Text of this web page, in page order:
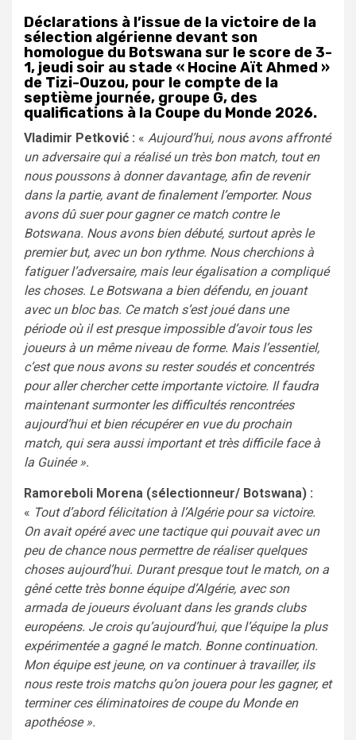
Déclarations à l’issue de la victoire de la
sélection algérienne devant son
homologue du Botswana sur le score de 3-
1, jeudi soir au stade « Hocine Aït Ahmed »
de Tizi-Ouzou, pour le compte de la
septième journée, groupe G, des
qualifications à la Coupe du Monde 2026.
Vladimir Petković : « Aujourd’hui, nous avons affronté
un adversaire qui a réalisé un très bon match, tout en
nous poussons à donner davantage, afin de revenir
dans la partie, avant de finalement l’emporter. Nous
avons dû suer pour gagner ce match contre le
Botswana. Nous avons bien débuté, surtout après le
premier but, avec un bon rythme. Nous cherchions à
fatiguer l’adversaire, mais leur égalisation a compliqué
les choses. Le Botswana a bien défendu, en jouant
avec un bloc bas. Ce match s’est joué dans une
période où il est presque impossible d’avoir tous les
joueurs à un même niveau de forme. Mais l’essentiel,
c’est que nous avons su rester soudés et concentrés
pour aller chercher cette importante victoire. Il faudra
maintenant surmonter les difficultés rencontrées
aujourd’hui et bien récupérer en vue du prochain
match, qui sera aussi important et très difficile face à
la Guinée ».
Ramoreboli Morena (sélectionneur/ Botswana) :
« Tout d’abord félicitation à l’Algérie pour sa victoire.
On avait opéré avec une tactique qui pouvait avec un
peu de chance nous permettre de réaliser quelques
choses aujourd’hui. Durant presque tout le match, on a
gêné cette très bonne équipe d’Algérie, avec son
armada de joueurs évoluant dans les grands clubs
européens. Je crois qu’aujourd’hui, que l’équipe la plus
expérimentée a gagné le match. Bonne continuation.
Mon équipe est jeune, on va continuer à travailler, ils
nous reste trois matchs qu’on jouera pour les gagner, et
terminer ces éliminatoires de coupe du Monde en
apothéose ».